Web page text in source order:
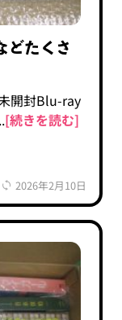
どたくさ
開封Blu-ray
[続きを読む]
2026年2月10日